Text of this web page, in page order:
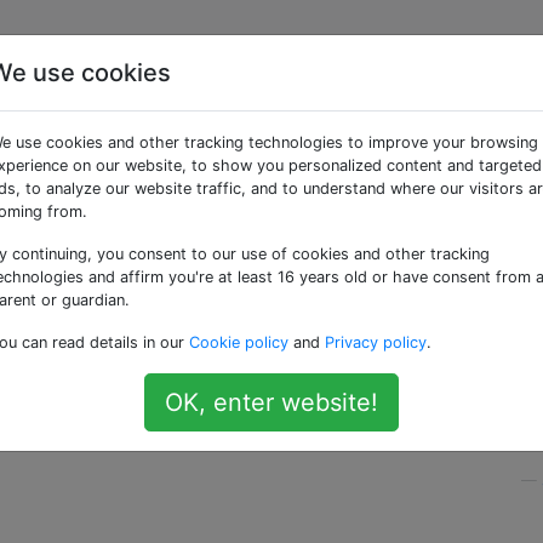
SSH-Rückkehrcode
.exec_command(
abzurufen?
zu analysieren und zu wissen, ob der Befehl erfolgreich
use cookies
use cookies and other tracking technologies to improve your browsing
on our website, to show you personalized content and targeted
to analyze our website traffic, and to understand where our visitors
from.
continuing, you consent to our use of cookies and other tracking
and affirm you're at least 16 years old or have consent from a
or guardian.
can read details in our Cookie policy and Privacy policy.
OK, enter website!